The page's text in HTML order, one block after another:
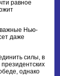
равное
важные Нью-
даже
силы, в
однако